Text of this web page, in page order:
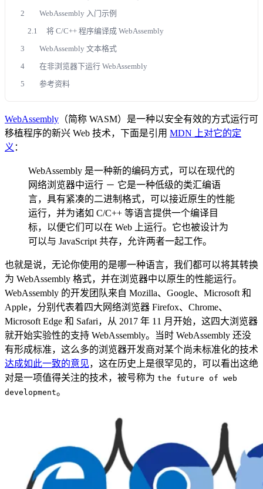
2
WebAssembly 入门示例
2.1
将 C/C++ 程序编译成 WebAssembly
3
WebAssembly 文本格式
4
在非浏览器下运行 WebAssembly
5
参考资料
WebAssembly （简称 WASM）是一种以安全有效的方式运行可
移植程序的新兴 Web 技术，下面是引用 MDN 上对它的定
义 ：
WebAssembly 是一种新的编码方式，可以在现代的
网络浏览器中运行 － 它是一种低级的类汇编语
言，具有紧凑的二进制格式，可以接近原生的性能
运行，并为诸如 C/C++ 等语言提供一个编译目
标，以便它们可以在 Web 上运行。它也被设计为
可以与 JavaScript 共存，允许两者一起工作。
也就是说，无论你使用的是哪一种语言，我们都可以将其转换
为 WebAssembly 格式，并在浏览器中以原生的性能运行。
WebAssembly 的开发团队来自 Mozilla、Google、Microsoft 和
Apple，分别代表着四大网络浏览器 Firefox、Chrome、
Microsoft Edge 和 Safari，从 2017 年 11 月开始，这四大浏览器
就开始实验性的支持 WebAssembly。当时 WebAssembly 还没
有形成标准，这么多的浏览器开发商对某个尚未标准化的技术
达成如此一致的意见，这在历史上是很罕见的，可以看出这绝
对是一项值得关注的技术，被号称为 the future of web
development。